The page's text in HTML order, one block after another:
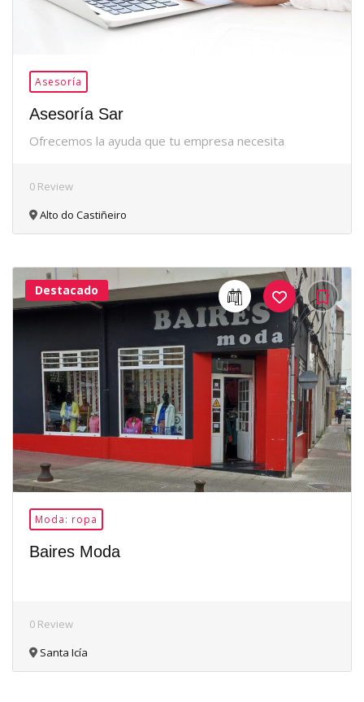
Asesoría
Asesoría Sar
Ofrecemos la ayuda que tu empresa necesita
0 Review
Alto do Castiñeiro
24Me
Gusta
Destacado
Moda: ropa
Baires Moda
0 Review
Santa Icía